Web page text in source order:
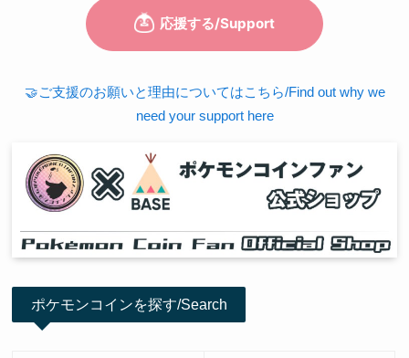
🤝ご支援のお願いと理由についてはこちら/Find out why we
need your support here
ポケモンコインを探す/Search